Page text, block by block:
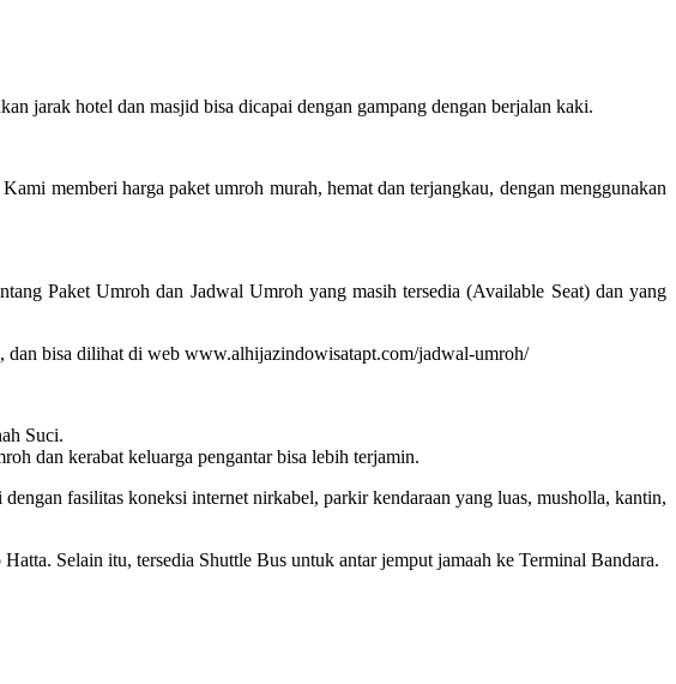
jarak hotel dan masjid bisa dicapai dengan gampang dengan berjalan kaki.
memberi harga paket umroh murah, hemat dan terjangkau, dengan menggunakan
Paket Umroh dan Jadwal Umroh yang masih tersedia (Available Seat) dan yang
dan bisa dilihat di web www.alhijazindowisatapt.com/jadwal-umroh/
Suci.
dan kerabat keluarga pengantar bisa lebih terjamin.
fasilitas koneksi internet nirkabel, parkir kendaraan yang luas, musholla, kantin,
Selain itu, tersedia Shuttle Bus untuk antar jemput jamaah ke Terminal Bandara.